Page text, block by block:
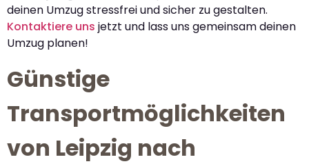
deinen Umzug stressfrei und sicher zu gestalten.
Kontaktiere uns jetzt und lass uns gemeinsam deinen
Umzug planen!
Günstige
Transportmöglichkeiten
von Leipzig nach